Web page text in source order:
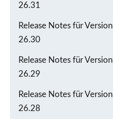
26.31
Release Notes für Version
26.30
Release Notes für Version
26.29
Release Notes für Version
26.28